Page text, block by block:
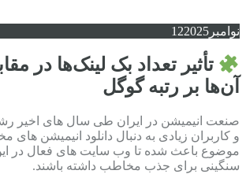
نوامبر 122025
تأثیر تعداد بک لینک‌ها در
آن‌ها بر رتبه گوگل
صنعت انیمیشن در ایران طی سال های اخیر
و کاربران زیادی به دنبال دانلود انیمیشن های
موضوع باعث شده تا وب سایت های فعال در
سنگینی برای جذب مخاطب داشته باشند.